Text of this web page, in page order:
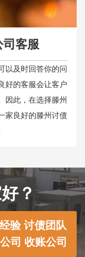
司客服
以及时回答你的问
好的客服会让客户
因此，在选择滕州
家良好的滕州讨债
？
验 讨债团队
司 收账公司